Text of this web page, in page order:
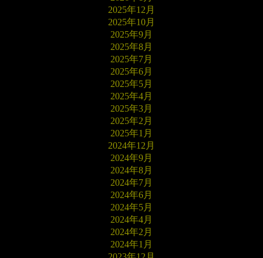
2025年12月
2025年10月
2025年9月
2025年8月
2025年7月
2025年6月
2025年5月
2025年4月
2025年3月
2025年2月
2025年1月
2024年12月
2024年9月
2024年8月
2024年7月
2024年6月
2024年5月
2024年4月
2024年2月
2024年1月